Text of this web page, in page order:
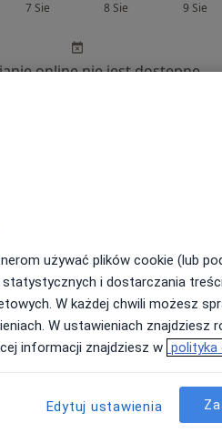
7 Sie 8 Sie 9 Sie
online nie jest dostępne
Jutro
7 Sie
Sob,
8 Sie
Ndz,
9 Sie
online nie jest dostępne
używać plików cookie (lub
i dostarczania
W każdej chwili możesz
W ustawieniach znajdziesz
informacji znajdziesz w polityka
Edytuj ustawienia